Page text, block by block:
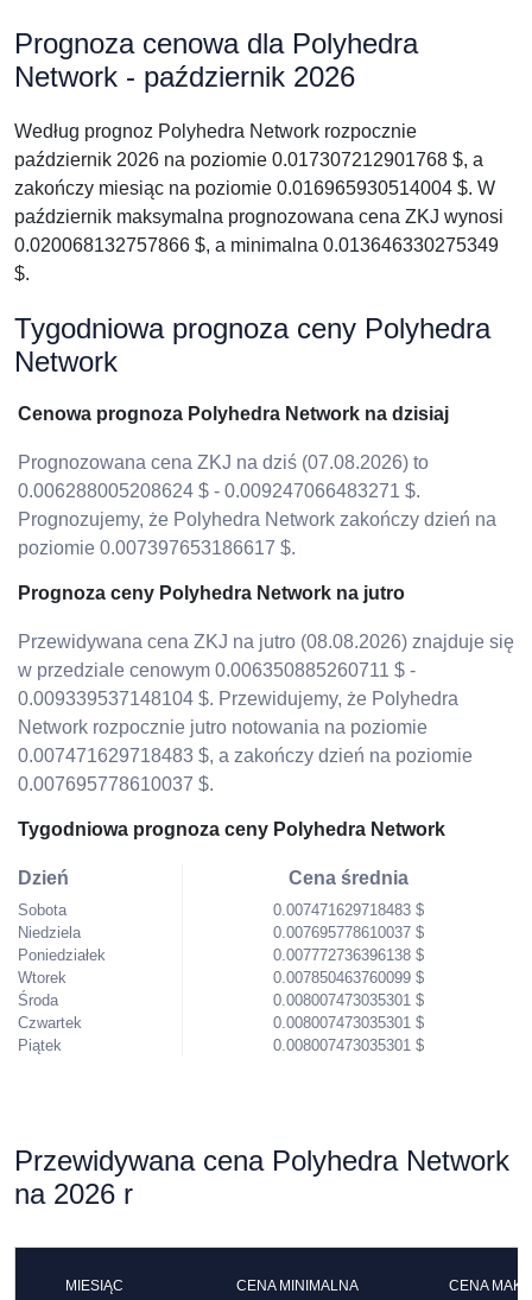
Prognoza cenowa dla Polyhedra
Network - październik 2026
Według prognoz Polyhedra Network rozpocznie
październik 2026 na poziomie 0.017307212901768 $, a
zakończy miesiąc na poziomie 0.016965930514004 $. W
październik maksymalna prognozowana cena ZKJ wynosi
0.020068132757866 $, a minimalna 0.013646330275349
$.
Tygodniowa prognoza ceny Polyhedra
Network
Cenowa prognoza Polyhedra Network na dzisiaj
Prognozowana cena ZKJ na dziś (07.08.2026) to
0.006288005208624 $ - 0.009247066483271 $.
Prognozujemy, że Polyhedra Network zakończy dzień na
poziomie 0.007397653186617 $.
Prognoza ceny Polyhedra Network na jutro
Przewidywana cena ZKJ na jutro (08.08.2026) znajduje się
w przedziale cenowym 0.006350885260711 $ -
0.009339537148104 $. Przewidujemy, że Polyhedra
Network rozpocznie jutro notowania na poziomie
0.007471629718483 $, a zakończy dzień na poziomie
0.007695778610037 $.
Tygodniowa prognoza ceny Polyhedra Network
Dzień
Sobota
Niedziela
Poniedziałek
Wtorek
Środa
Czwartek
Piątek
Cena średnia
0.007471629718483 $
0.007695778610037 $
0.007772736396138 $
0.007850463760099 $
0.008007473035301 $
0.008007473035301 $
0.008007473035301 $
Przewidywana cena Polyhedra Network
na 2026 r
MIESIĄC CENA MINIMALNA CENA